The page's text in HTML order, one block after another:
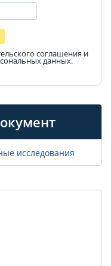
соглашения и
данных.